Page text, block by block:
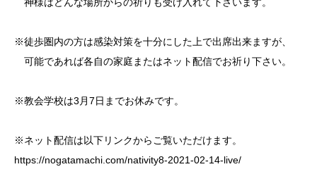
※徒歩圏内の方は感染対策を十分にした上で出席出来ますが、
可能であれば各自の家庭またはネット配信でお祈り下さい。
※教会学校は3月7日までお休みです。
※ネット配信は以下リンクからご覧いただけます。
https://nogatamachi.com/nativity8-2021-02-14-live/